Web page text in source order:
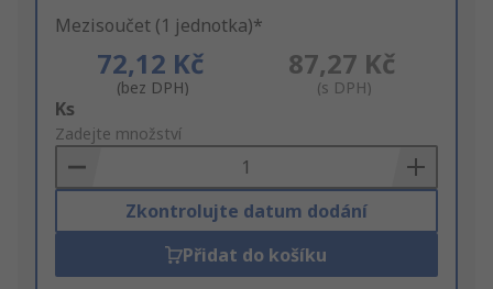
Mezisoučet (1 jednotka)*
72,12 Kč
(bez DPH)
87,27 Kč
(s DPH)
Add
to
Basket
Ks
Zadejte množství
Zkontrolujte datum dodání
Přidat do košíku